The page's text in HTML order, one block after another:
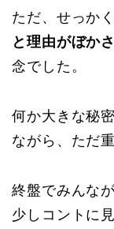
ただ、せっか
と理由がぼか
念でした。
何か大きな秘
ながら、ただ
終盤でみんな
少しコントに